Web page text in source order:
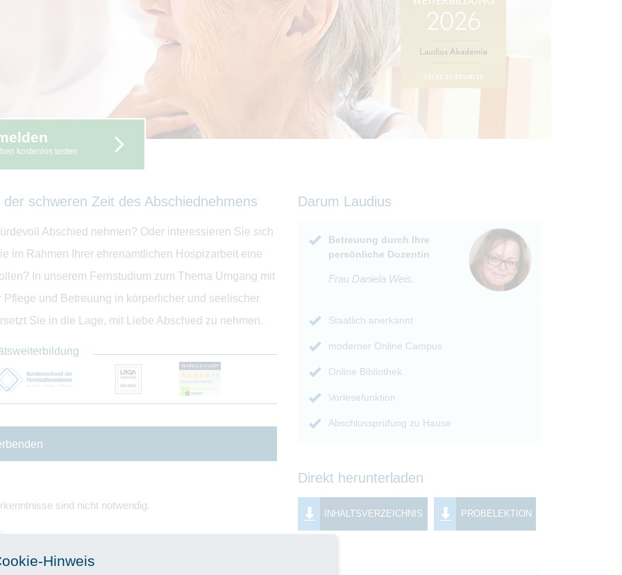
kostenlos testen
schweren Zeit des Abschiednehmens
Abschied nehmen? Oder interessieren Sie sich
im Rahmen Ihrer ehrenamtlichen Hospizarbeit eine
In unserem Fernstudium zum Thema Umgang mit
und Betreuung in körperlicher und seelischer
Sie in die Lage, mit Liebe Abschied zu nehmen.
sind nicht notwendig.
kostenlos testen
Darum Laudius
Betreuung durch Ihre
persönliche Dozentin
Frau Daniela Weis.
Staatlich anerkannt
moderner Online Campus
Online Bibliothek
Vorlesefunktion
Abschlussprüfung zu Hause
Direkt herunterladen
INHALTSVERZEICHNIS PROBELEKTION
Hinweis